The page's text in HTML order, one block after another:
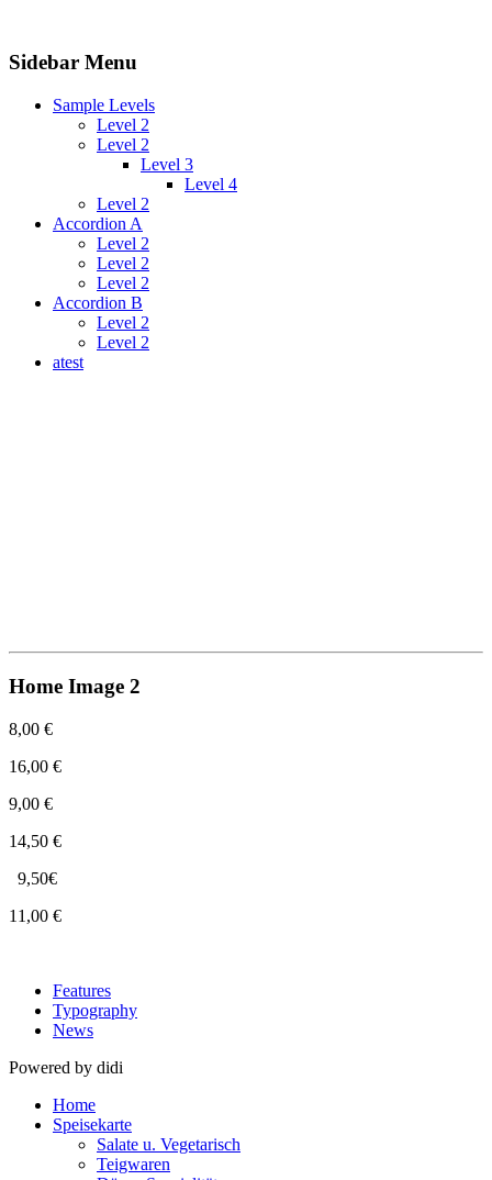
Sidebar Menu
Sample Levels
Level 2
Level 2
Level 3
Level 4
Level 2
Accordion A
Level 2
Level 2
Level 2
Accordion B
Level 2
Level 2
atest
Home Image 2
8,00 €
16,00 €
9,00 €
14,50 €
9,50€
11,00 €
Features
Typography
News
Powered by didi
Home
Speisekarte
Salate u. Vegetarisch
Teigwaren